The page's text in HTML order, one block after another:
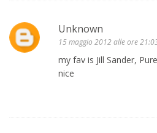
Unknown
15 maggio 2012 alle ore
my fav is Jill Sander,
nice